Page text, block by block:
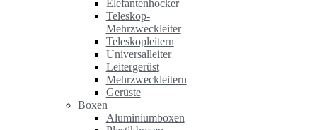
Elefantenhocker
Teleskop-
Mehrzweckleiter
Teleskopleitern
Universalleiter
Leitergerüst
Mehrzweckleitern
Gerüste
Boxen
Aluminiumboxen